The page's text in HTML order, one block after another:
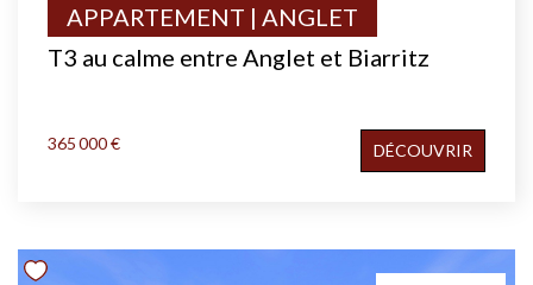
T3 au calme entre Anglet et Biarritz
APPARTEMENT | ANGLET
365 000 € DÉCOUVRIR